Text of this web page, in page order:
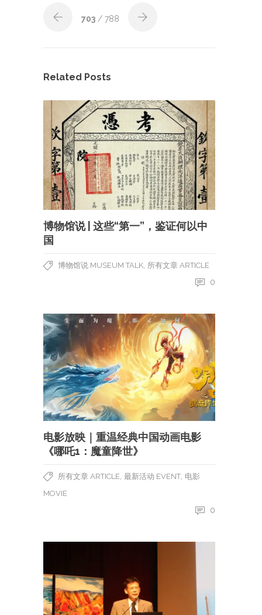
703 / 788
Related Posts
博物馆说 | 这些“第一”，鉴证何以中
国
博物馆说 MUSEUM TALK 所有文章 ARTICLE
0
电影放映｜重温经典中国动画电影
《哪吒1：魔童降世》
所有文章 ARTICLE 最新活动 EVENT 电影
MOVIE
0